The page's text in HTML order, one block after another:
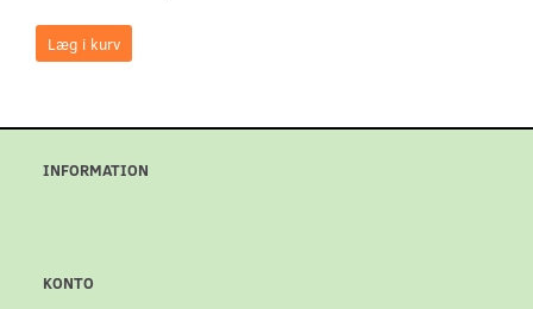
Læg i kurv
INFORMATION
KONTO